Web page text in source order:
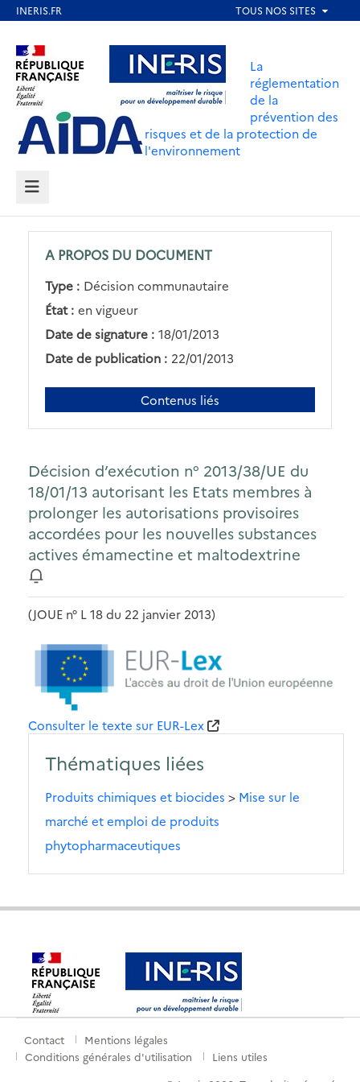
contenu
principal
Aller au contenu Aller au menu
Aller au pied de page
La
réglementation
de la
prévention des
risques et de la protection de
l'environnement
MENU
A PROPOS DU DOCUMENT
Type : Décision communautaire
État : en vigueur
Date de signature : 18/01/2013
Date de publication : 22/01/2013
Contenus liés
Décision d’exécution n° 2013/38/UE du
18/01/13 autorisant les Etats membres à
prolonger les autorisations provisoires
accordées pour les nouvelles substances
actives émamectine et maltodextrine
(JOUE n° L 18 du 22 janvier 2013)
Consulter le texte sur EUR-Lex
Thématiques liées
Produits chimiques et biocides > Mise sur le
marché et emploi de produits
phytopharmaceutiques
Menu
Contact
Mentions légales
Conditions générales d'utilisation
Liens utiles